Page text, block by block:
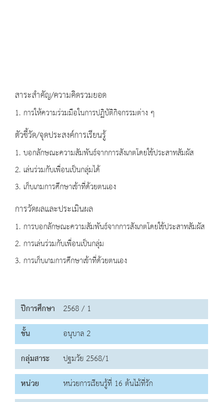
สาระสำคัญ/ความคิดรวมยอด
1. การให้ความร่วมมือในการปฏิบัติกิจกรรมต่าง ๆ
ตัวชี้วัด/จุดประสงค์การเรียนรู้
1. บอกลักษณะความสัมพันธ์จากการสังเกตโดยใช้ประสาทสัมผัส
2. เล่นร่วมกับเพื่อนเป็นกลุ่มได้
3. เก็บเกมการศึกษาเข้าที่ด้วยตนเอง
การวัดผลและประเมินผล
1. การบอกลักษณะความสัมพันธ์จากการสังเกตโดยใช้ประสาทสัมผัส
2. การเล่นร่วมกับเพื่อนเป็นกลุ่ม
3. การเก็บเกมการศึกษาเข้าที่ด้วยตนเอง
ปีการศึกษา 2568 / 1
ชั้น
อนุบาล 2
กลุ่มสาระ
ปฐมวัย 2568/1
หน่วย
หน่วยการเรียนรู้ที่ 16 ต้นไม้ที่รัก